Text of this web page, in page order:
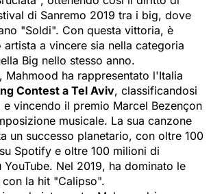
di Sanremo 2019 tra i big, dove
"Soldi". Con questa vittoria, è
a vincere sia nella categoria
Big nello stesso anno.
Mahmood ha rappresentato l'Italia
Contest a Tel Aviv, classificandosi
vincendo il premio Marcel Bezençon
musicale. La sua canzone
un successo planetario, con oltre 100
Spotify e oltre 100 milioni di
Nel 2019, ha dominato le
la hit "Calipso".